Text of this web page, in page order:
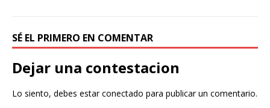
SÉ EL PRIMERO EN COMENTAR
Dejar una contestacion
Lo siento, debes estarconectado para publicar un comentario.